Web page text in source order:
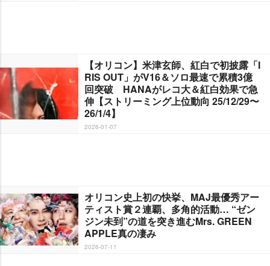
【オリコン】米津玄師、紅白で初披露「I
RIS OUT」がV16＆ソロ最速で累積3億
回突破 HANAがレコ大＆紅白効果で急
伸【ストリーミング上位動向 25/12/29〜
26/1/4】
2026-01-07
オリコン史上初の快挙、MAJ最優秀アー
ティスト賞２連覇、多角的活動… “ゼン
ジン未到”の道を突き進むMrs. GREEN
APPLE真の凄み
2026-07-11